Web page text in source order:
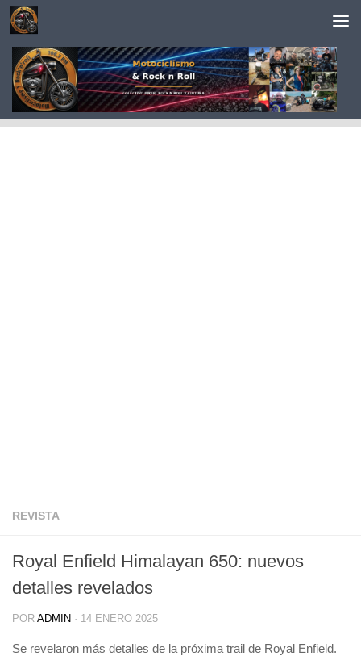
Saltar al contenido
REVISTA
Royal Enfield Himalayan 650: nuevos
detalles revelados
POR ADMIN · 14 ENERO 2025
Se revelaron más detalles de la próxima trail de Royal Enfield.